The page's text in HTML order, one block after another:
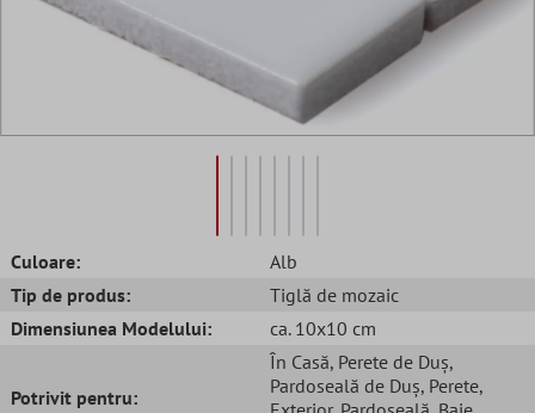
Culoare:
Alb
Tip de produs:
Tiglă de mozaic
Dimensiunea Modelului:
ca. 10x10 cm
Potrivit pentru:
În Casă, Perete de Duș,
Pardoseală de Duș, Perete,